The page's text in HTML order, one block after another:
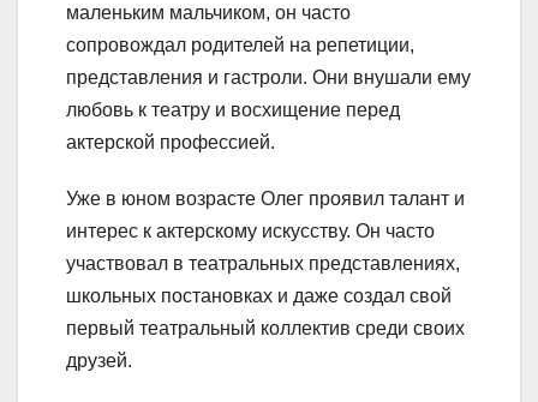
маленьким мальчиком, он часто
сопровождал родителей на репетиции,
представления и гастроли. Они внушали ему
любовь к театру и восхищение перед
актерской профессией.
Уже в юном возрасте Олег проявил талант и
интерес к актерскому искусству. Он часто
участвовал в театральных представлениях,
школьных постановках и даже создал свой
первый театральный коллектив среди своих
друзей.